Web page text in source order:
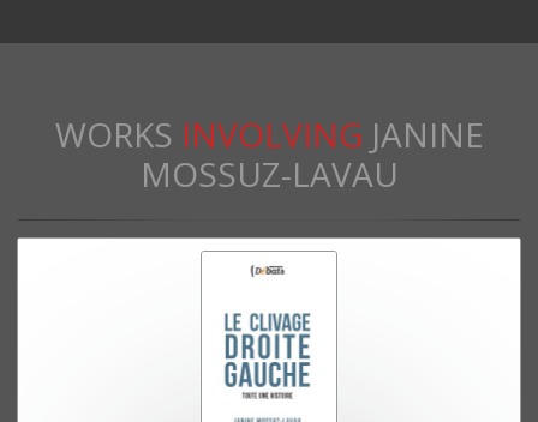
WORKS INVOLVING JANINE
MOSSUZ-LAVAU